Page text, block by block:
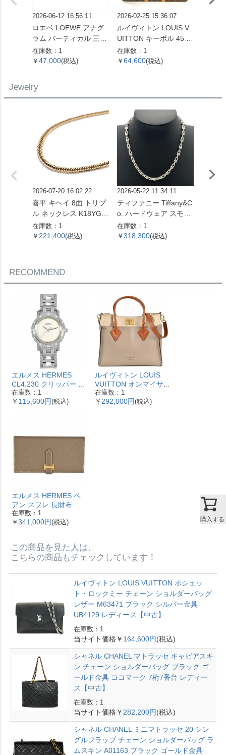
購入する
2026-06-12 16:56:11
ロエベ LOEWE アナグ
ラム バーティカル 三つ
折り財布 ベージュ シル
バー金具【中古】
在庫数：1
￥ 47,000(税込)
2026-02-25 15:36:07
ルイヴィトン LOUIS V
UITTON キーポル 45 ボ
ストンバッグ モノグラ
ム キャンバス M41428
在庫数：1
￥ 64,600(税込)
Jewelry
2026-07-20 16:02:22
喜平 キヘイ 8面 トリプ
ル ネックレス K18YG 1
0.4g【中古】
在庫数：1
￥ 221,400(税込)
2026-05-22 11:34:11
ティファニー Tiffany&C
o. ハードウェア スモー
ルリンク ネックレス 60
153093 SV925 42.4g シ
在庫数：1
￥ 318,300(税込)
RECOMMEND
エルメス HERMES
CL4.230 クリッパー ナ
クレ 腕時計 シェル文字
盤 ベゼル12Pダイヤ レ
在庫数：1
￥ 115,600円(税込)
ルイヴィトン LOUIS
VUITTON オンマイサ
イドMM ハンドバッグ
2WAY レザー M53825
在庫数：1
￥ 292,000円(税込)
エルメス HERMES ベ
アン スフレ 長財布 ヴ
ォーエプソン Y刻印 エ
トゥープ ゴールド金具
在庫数：1
￥ 341,000円(税込)
この商品を見た人は、
こちらの商品もチェックしています！
ルイヴィトン LOUIS VUITTON ポシェッ
ト・ロックミー チェーン ショルダーバッグ
レザー M63471 ブラック シルバー金具
UB4129 レディース【中古】
在庫数：1
当サイト価格￥ 164,600円(税込)
シャネル CHANEL マトラッセ キャビアスキ
ン チェーン ショルダーバッグ ブラック ゴ
ールド金具 ココマーク 7桁7番台 レディー
ス【中古】
在庫数：1
当サイト価格￥ 282,200円(税込)
シャネル CHANEL ミニマトラッセ 20 シン
グルフラップ チェーン ショルダーバッグ ラ
ムスキン A01163 ブラック ゴールド金具